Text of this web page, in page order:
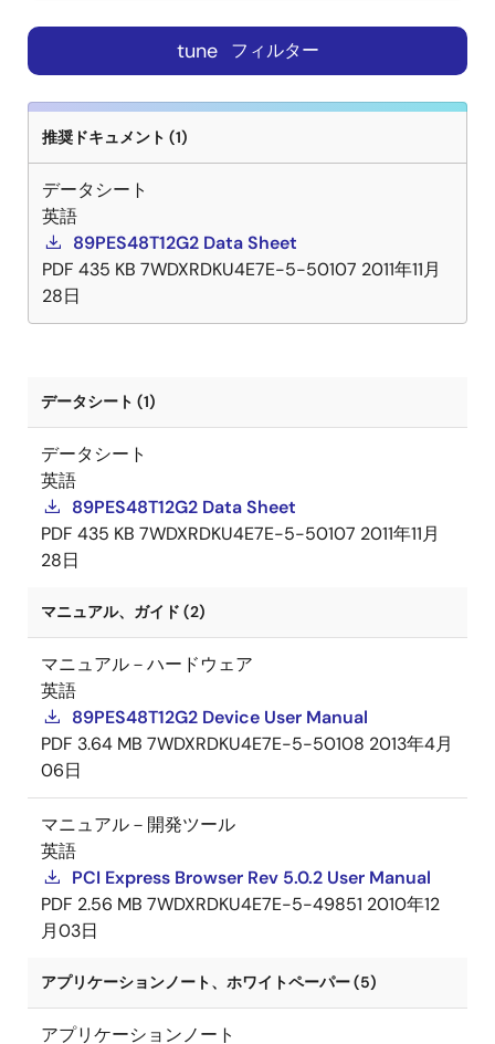
tune フィルター
推奨ドキュメント (1)
データシート
英語
89PES48T12G2 Data Sheet
PDF 435 KB 7WDXRDKU4E7E-5-50107 2011年11月
28日
データシート (1)
データシート
英語
89PES48T12G2 Data Sheet
PDF 435 KB 7WDXRDKU4E7E-5-50107 2011年11月
28日
マニュアル、ガイド (2)
マニュアル－ハードウェア
英語
89PES48T12G2 Device User Manual
PDF 3.64 MB 7WDXRDKU4E7E-5-50108 2013年4月
06日
マニュアル－開発ツール
英語
PCI Express Browser Rev 5.0.2 User Manual
PDF 2.56 MB 7WDXRDKU4E7E-5-49851 2010年12
月03日
アプリケーションノート、ホワイトペーパー (5)
アプリケーションノート